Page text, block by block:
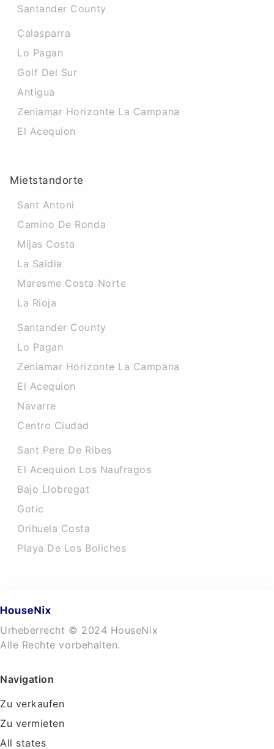
Santander County
Calasparra
Lo Pagan
Golf Del Sur
Antigua
Zeniamar Horizonte La Campana
El Acequion
Mietstandorte
Sant Antoni
Camino De Ronda
Mijas Costa
La Saidia
Maresme Costa Norte
La Rioja
Santander County
Lo Pagan
Zeniamar Horizonte La Campana
El Acequion
Navarre
Centro Ciudad
Sant Pere De Ribes
El Acequion Los Naufragos
Bajo Llobregat
Gotic
Orihuela Costa
Playa De Los Boliches
Urheberrecht © 2024 HouseNix
Alle Rechte vorbehalten.
Navigation
Zu verkaufen
Zu vermieten
All states